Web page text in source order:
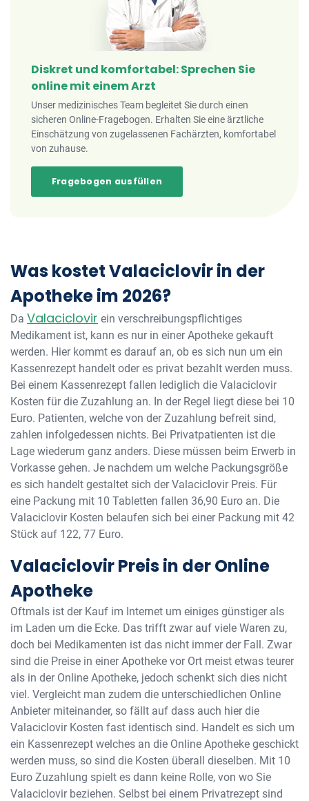
Diskret und komfortabel: Sprechen Sie
online mit einem Arzt
Unser medizinisches Team begleitet Sie durch einen
sicheren Online-Fragebogen. Erhalten Sie eine ärztliche
Einschätzung von zugelassenen Fachärzten, komfortabel
von zuhause.
Fragebogen ausfüllen
Was kostet Valaciclovir in der
Apotheke im 2026?
Da Valaciclovir ein verschreibungspflichtiges
Medikament ist, kann es nur in einer Apotheke gekauft
werden. Hier kommt es darauf an, ob es sich nun um ein
Kassenrezept handelt oder es privat bezahlt werden muss.
Bei einem Kassenrezept fallen lediglich die Valaciclovir
Kosten für die Zuzahlung an. In der Regel liegt diese bei 10
Euro. Patienten, welche von der Zuzahlung befreit sind,
zahlen infolgedessen nichts. Bei Privatpatienten ist die
Lage wiederum ganz anders. Diese müssen beim Erwerb in
Vorkasse gehen. Je nachdem um welche Packungsgröße
es sich handelt gestaltet sich der Valaciclovir Preis. Für
eine Packung mit 10 Tabletten fallen 36,90 Euro an. Die
Valaciclovir Kosten belaufen sich bei einer Packung mit 42
Stück auf 122, 77 Euro.
Valaciclovir Preis in der Online
Apotheke
Oftmals ist der Kauf im Internet um einiges günstiger als
im Laden um die Ecke. Das trifft zwar auf viele Waren zu,
doch bei Medikamenten ist das nicht immer der Fall. Zwar
sind die Preise in einer Apotheke vor Ort meist etwas teurer
als in der Online Apotheke, jedoch schenkt sich dies nicht
viel. Vergleicht man zudem die unterschiedlichen Online
Anbieter miteinander, so fällt auf dass auch hier die
Valaciclovir Kosten fast identisch sind. Handelt es sich um
ein Kassenrezept welches an die Online Apotheke geschickt
werden muss, so sind die Kosten überall dieselben. Mit 10
Euro Zuzahlung spielt es dann keine Rolle, von wo Sie
Valaciclovir beziehen. Selbst bei einem Privatrezept sind